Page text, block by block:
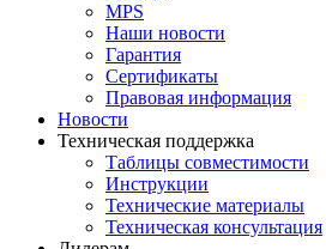
MPS
Наши новости
Гарантия
Сертификаты
Правовая информация
Новости
Техническая поддержка
Таблицы совместимости
Инструкции
Технические материалы
Техническая консультация